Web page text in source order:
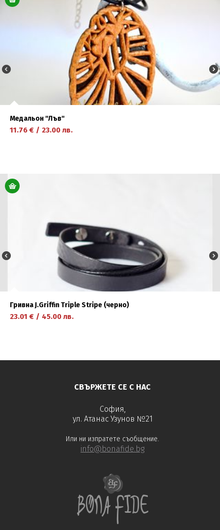
Медальон ''Лъв''
11.76 € / 23.00 лв.
научете повече
Гривна J.Griffin Triple Stripe (черно)
23.01 € / 45.00 лв.
СВЪРЖЕТЕ СЕ С НАС
София,
ул. Атанас Узунов №21
Или ни изпратете съобщение.
info@bonafide.bg